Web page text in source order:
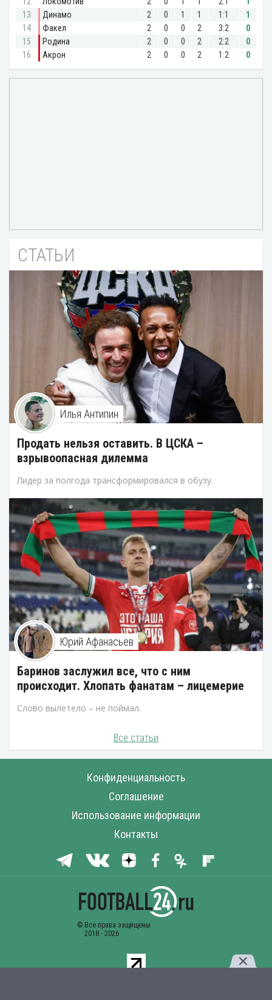
СТАТЬИ
Илья Антипин
Продать нельзя оставить. В ЦСКА –
взрывоопасная дилемма
Лидер за полгода трансформировался в обузу.
Юрий Афанасьев
Баринов заслужил все, что с ним
происходит. Хлопать фанатам – лицемерие
Слово вылетело – не поймал.
Все статьи
Конфиденциальность
Соглашение
Использование информации
Контакты